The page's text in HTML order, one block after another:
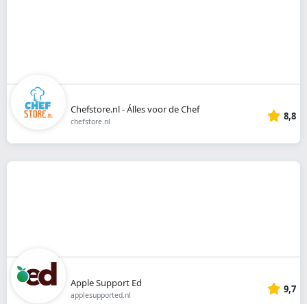
Chefstore.nl - Álles voor de Chef
chefstore.nl 8,8
Apple Support Ed
applesupported.nl 9,7